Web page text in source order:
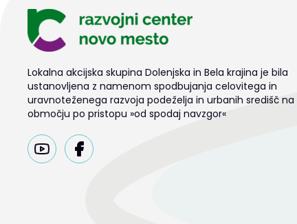
Lokalna akcijska skupina Dolenjska in Bela krajina je bila
ustanovljena z namenom spodbujanja celovitega in
uravnoteženega razvoja podeželja in urbanih središč na
območju po pristopu »od spodaj navzgor«